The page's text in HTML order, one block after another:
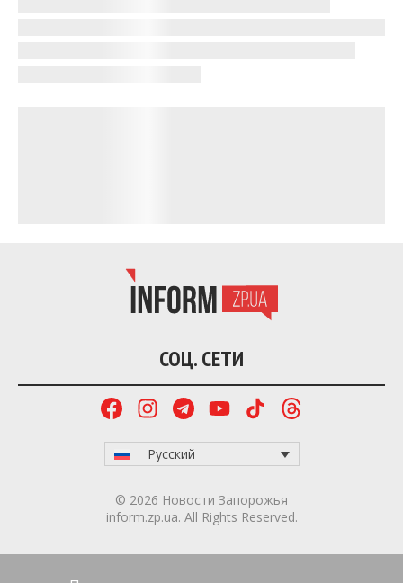
СОЦ. СЕТИ
Русский
© 2026 Новости Запорожья
inform.zp.ua. All Rights Reserved.